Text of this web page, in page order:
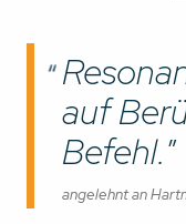
auf
Befehl.
angelehnt an